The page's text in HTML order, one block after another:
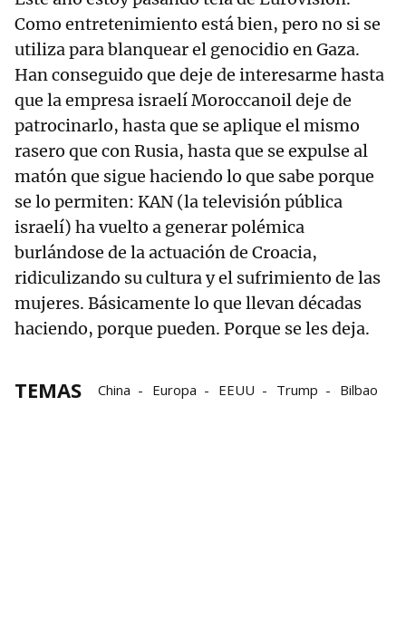
Como entretenimiento está bien, pero no si se
utiliza para blanquear el genocidio en Gaza.
Han conseguido que deje de interesarme hasta
que la empresa israelí Moroccanoil deje de
patrocinarlo, hasta que se aplique el mismo
rasero que con Rusia, hasta que se expulse al
matón que sigue haciendo lo que sabe porque
se lo permiten: KAN (la televisión pública
israelí) ha vuelto a generar polémica
burlándose de la actuación de Croacia,
ridiculizando su cultura y el sufrimiento de las
mujeres. Básicamente lo que llevan décadas
haciendo, porque pueden. Porque se les deja.
TEMAS China Europa EEUU Trump Bilbao